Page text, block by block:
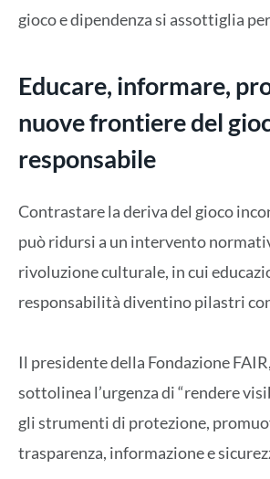
gioco e dipendenza si assottiglia
Educare, informare,
nuove frontiere del
responsabile
Contrastare la deriva del gioco
può ridursi a un intervento
rivoluzione culturale, in cui
responsabilità diventino pilastri
Il presidente della Fondazione
sottolinea l’urgenza di “rendere
gli strumenti di protezione,
trasparenza, informazione e